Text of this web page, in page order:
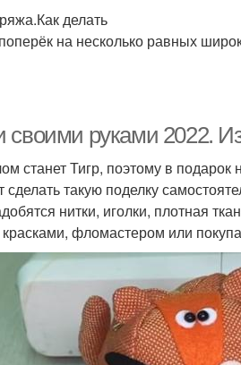
делать
на несколько равных
своими руками 2022.
станет Тигр, поэтому в подарок
такую поделку
нитки, иголки, плотная
фломастером или